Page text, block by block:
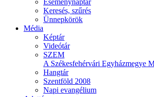
Eseménynaptár
Keresés, szűrés
Ünnepkörök
Média
Képtár
Videótár
SZEM
A Székesfehérvári Egyházmegye
Hangtár
Szentföld 2008
Napi evangélium